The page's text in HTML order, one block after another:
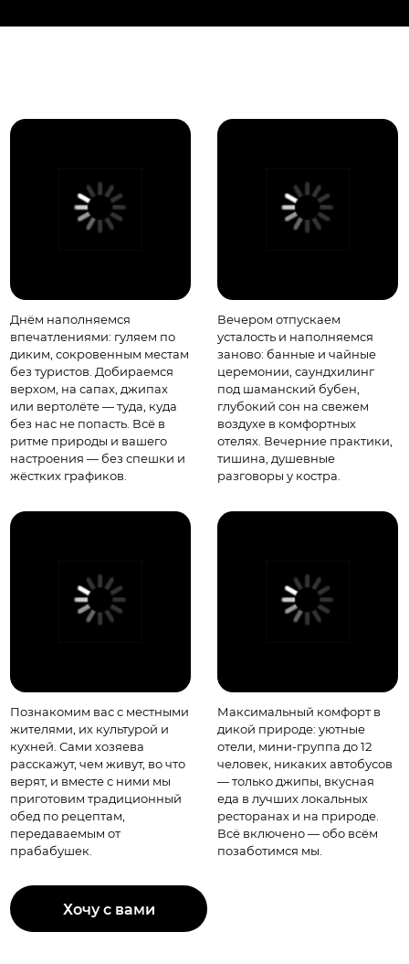
Максимальный комфорт в
— только джипы, вкусная
еда в лучших локальных
ресторанах и на природе.
Всё включено — обо всём
Познакомим вас с местными
верят, и вместе с ними мы
приготовим традиционный
обед по рецептам,
передаваемым от
впечатлениями: гуляем по
диким, сокровенным местам
без туристов. Добираемся
верхом, на сапах, джипах
настроения — без спешки и
усталость и наполняемся
заново: банные и чайные
церемонии, саундхилинг
под шаманский бубен,
тишина, душевные